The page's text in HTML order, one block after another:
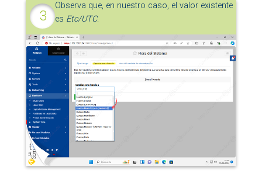
Observa que, en nuestro caso, el valor existente
es Etc/UTC.